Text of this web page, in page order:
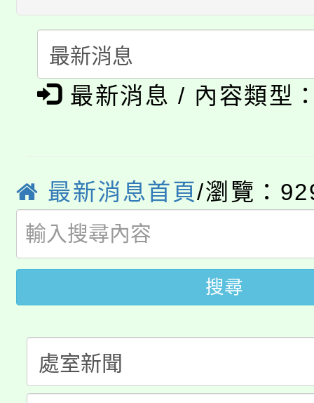
代理(課)教師甄選結果(
轉知中國文化大學推廣
《TA101》溝通分析基
程，歡迎學生輔導中心
系所師生報名參加。
淨零綠生活教案入校路
會
115年食農教育專業人
學籍身 分審查程序及
版
淨零綠領人才培育課程
公告本校115學年度第
代理(課)教師甄選結果(
「2026金融保險知識
桃園市115學年度學生
公告本校115學年度第
代理(課)教師甄選結果(
公告本校115學年度第
代理(課)教師甄選結果(
轉知中國文化大學推廣
最新消息 / 內容類型
最新消息首頁/瀏覽：
搜尋